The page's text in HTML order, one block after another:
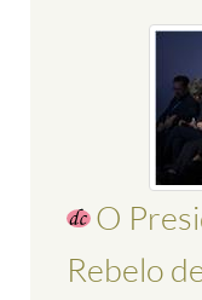
O
Rebelo